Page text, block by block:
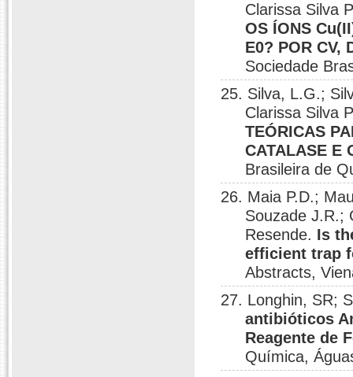
Clarissa Silva
OS ÍONS
E0? POR CV,
Sociedade
25. Silva, L.G.;
Clarissa Silva
TEÓRICAS
CATALASE E
Brasileira de
26. Maia P.D.;
Souzade J.R.;
Resende. Is
efficient trap
Abstracts,
27. Longhin, SR;
antibióticos
Reagente de
Química,